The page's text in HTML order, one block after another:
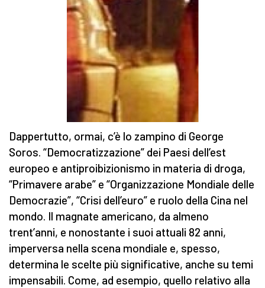
Dappertutto, ormai, c’è lo zampino di George
Soros. “Democratizzazione” dei Paesi dell’est
europeo e antiproibizionismo in materia di droga,
“Primavere arabe” e “Organizzazione Mondiale delle
Democrazie”, “Crisi dell’euro” e ruolo della Cina nel
mondo. Il magnate americano, da almeno
trent’anni, e nonostante i suoi attuali 82 anni,
imperversa nella scena mondiale e, spesso,
determina le scelte più significative, anche su temi
impensabili. Come, ad esempio, quello relativo alla